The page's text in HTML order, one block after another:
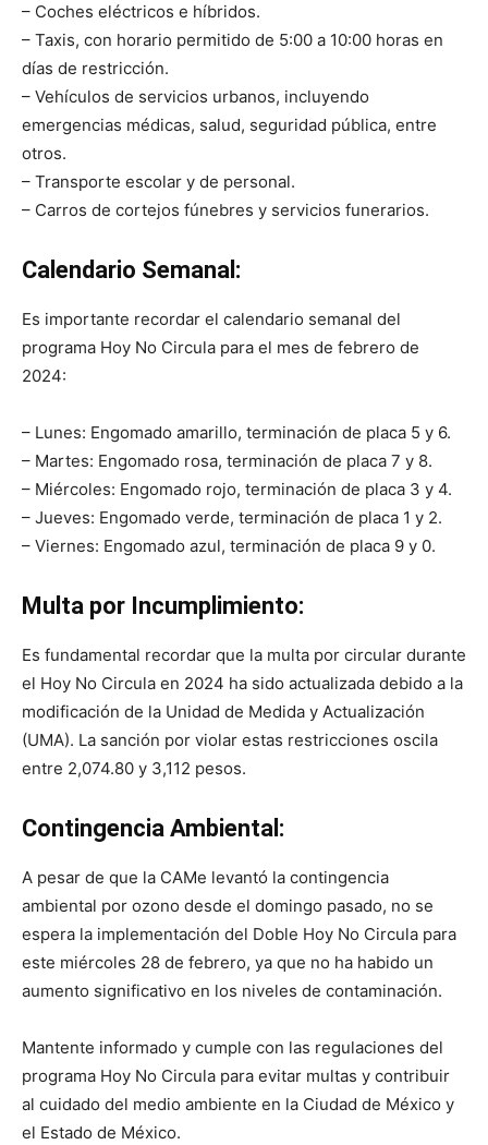
– Coches eléctricos e híbridos.
– Taxis, con horario permitido de 5:00 a 10:00 horas en
días de restricción.
– Vehículos de servicios urbanos, incluyendo
emergencias médicas, salud, seguridad pública, entre
otros.
– Transporte escolar y de personal.
– Carros de cortejos fúnebres y servicios funerarios.
Calendario Semanal:
Es importante recordar el calendario semanal del
programa Hoy No Circula para el mes de febrero de
2024:
– Lunes: Engomado amarillo, terminación de placa 5 y 6.
– Martes: Engomado rosa, terminación de placa 7 y 8.
– Miércoles: Engomado rojo, terminación de placa 3 y 4.
– Jueves: Engomado verde, terminación de placa 1 y 2.
– Viernes: Engomado azul, terminación de placa 9 y 0.
Multa por Incumplimiento:
Es fundamental recordar que la multa por circular durante
el Hoy No Circula en 2024 ha sido actualizada debido a la
modificación de la Unidad de Medida y Actualización
(UMA). La sanción por violar estas restricciones oscila
entre 2,074.80 y 3,112 pesos.
Contingencia Ambiental:
A pesar de que la CAMe levantó la contingencia
ambiental por ozono desde el domingo pasado, no se
espera la implementación del Doble Hoy No Circula para
este miércoles 28 de febrero, ya que no ha habido un
aumento significativo en los niveles de contaminación.
Mantente informado y cumple con las regulaciones del
programa Hoy No Circula para evitar multas y contribuir
al cuidado del medio ambiente en la Ciudad de México y
el Estado de México.